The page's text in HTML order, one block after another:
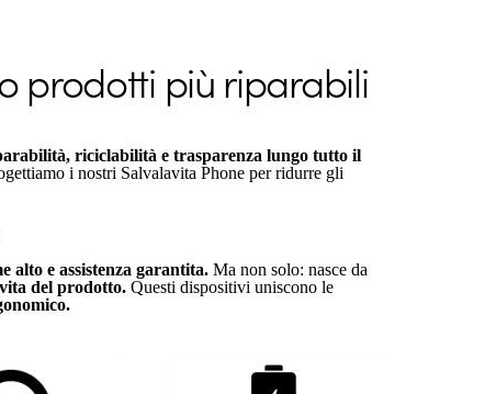
prodotti più riparabili
riciclabilità e trasparenza lungo tutto il
i nostri Salvalavita Phone per ridurre gli
alto e assistenza garantita. Ma non solo: nasce da
del prodotto. Questi dispositivi uniscono le